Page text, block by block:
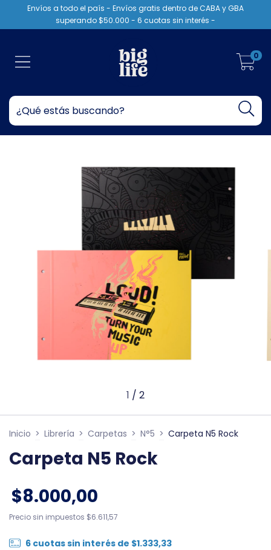
Envíos a todo el país - Envíos gratis dentro de CABA y GBA
superando $50.000 - 6 cuotas sin interés -
0
1 / 2
Inicio > Librería > Carpetas > N°5 > Carpeta N5 Rock
Carpeta N5 Rock
$8.000,00
Precio sin impuestos $6.611,57
6 cuotas sin interés de $1.333,33